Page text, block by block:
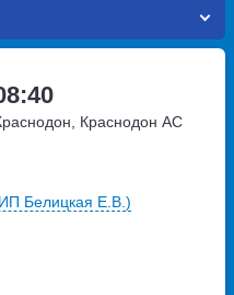
Краснодон АС
Белицкая Е.В.)